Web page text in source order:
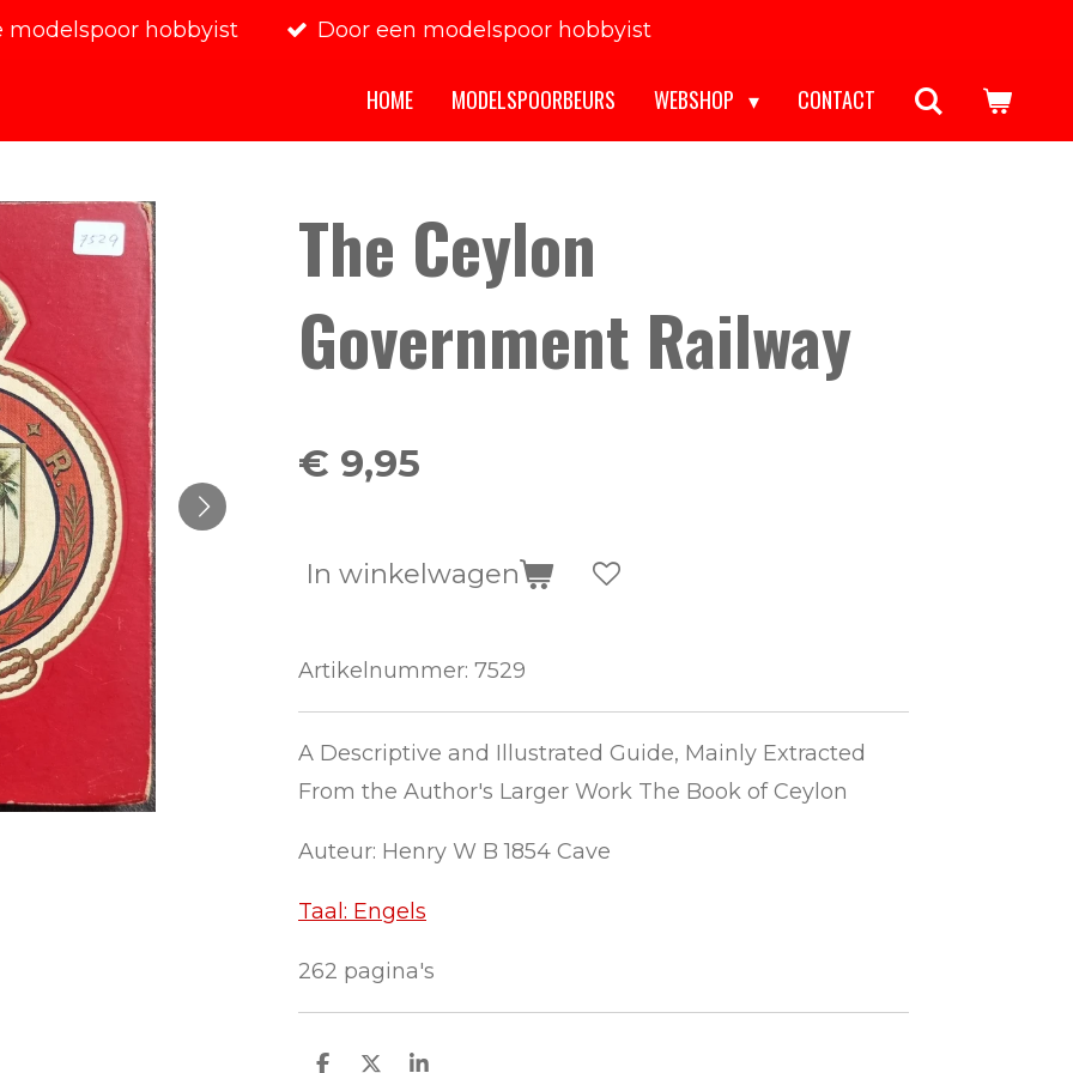
modelspoor hobbyist Door een modelspoor hobbyist
HOME MODELSPOORBEURS WEBSHOP CONTACT
The Ceylon
Government Railway
€ 9,95
In winkelwagen
Artikelnummer: 7529
A Descriptive and Illustrated Guide, Mainly Extracted
From the Author's Larger Work The Book of Ceylon
Auteur: Henry W B 1854 Cave
Taal: Engels
262 pagina's